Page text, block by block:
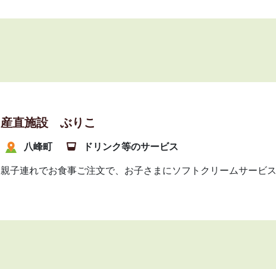
産直施設 ぶりこ
八峰町
ドリンク等のサービス
親子連れでお食事ご注文で、お子さまにソフトクリームサービス